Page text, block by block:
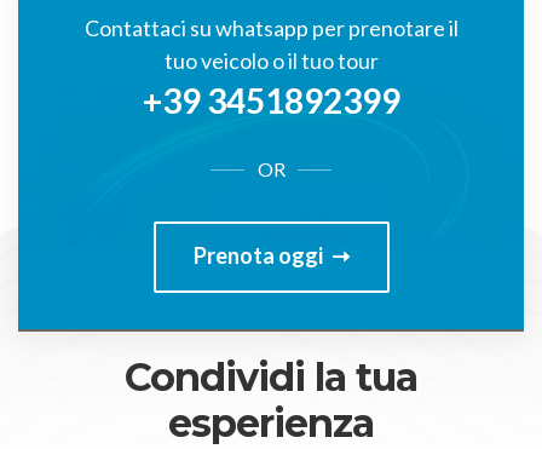
Contattaci su whatsapp per prenotare il
tuo veicolo o il tuo tour
+39 3451892399
OR
Prenota oggi
Condividi la tua
esperienza